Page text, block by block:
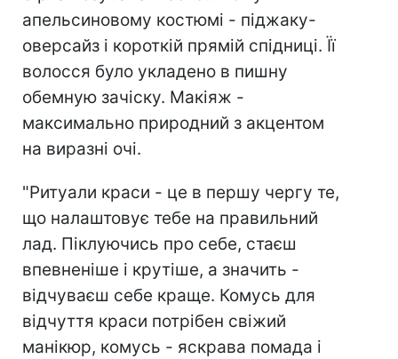
апельсиновому костюмі - піджаку-
оверсайз і короткій прямій спідниці. Її
волосся було укладено в пишну
обемную зачіску. Макіяж -
максимально природний з акцентом
на виразні очі.
"Ритуали краси - це в першу чергу те,
що налаштовує тебе на правильний
лад. Піклуючись про себе, стаєш
впевненіше і крутіше, а значить -
відчуваєш себе краще. Комусь для
відчуття краси потрібен свіжий
манікюр, комусь - яскрава помада і